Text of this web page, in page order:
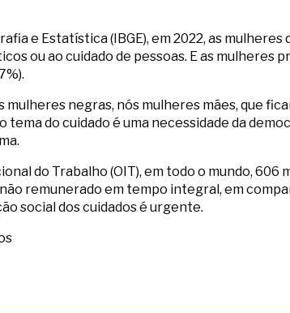
e Estatística (IBGE), em 2022, as mulheres
ou ao cuidado de pessoas. E as mulheres
negras, nós mulheres mães, que
do cuidado é uma necessidade da
do Trabalho (OIT), em todo o mundo, 606
remunerado em tempo integral, em
social dos cuidados é urgente.